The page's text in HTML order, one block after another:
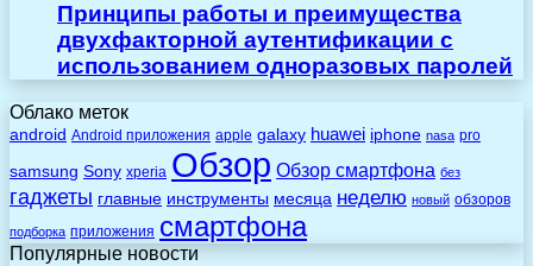
Принципы работы и преимущества
двухфакторной аутентификации с
использованием одноразовых паролей
Облако меток
android Android приложения apple galaxy huawei iphone nasa pro
samsung Sony xperia Обзор Обзор смартфона без
гаджеты главные инструменты месяца неделю новый обзоров
подборка приложения смартфона
Популярные новости